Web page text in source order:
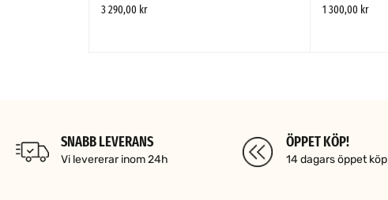
3 290,00 kr
1 300,00 kr
SNABB LEVERANS
Vi levererar inom 24h
ÖPPET KÖP!
14 dagars öppet köp